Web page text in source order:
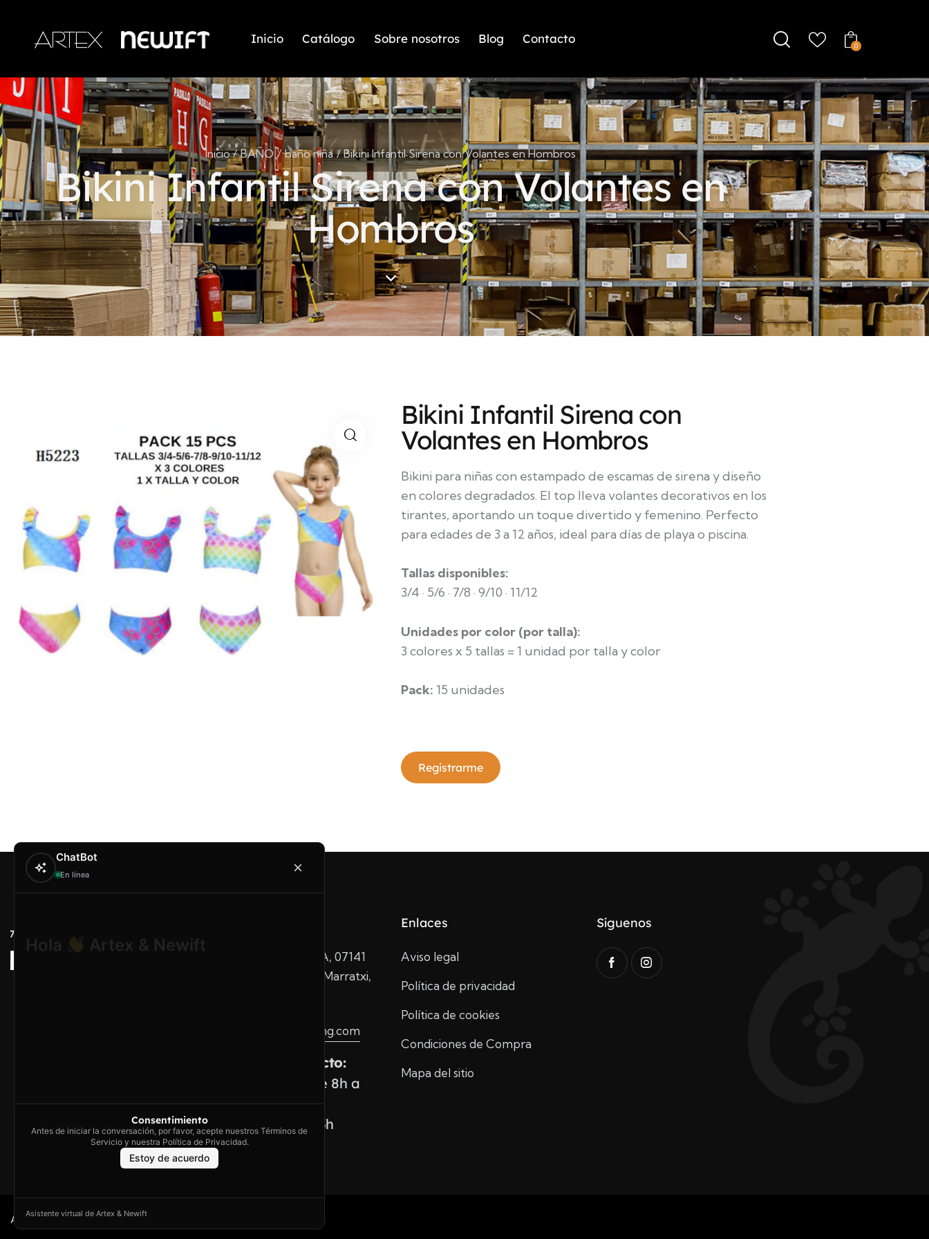
Inicio Catálogo Sobre nosotros Blog Contacto
0
Inicio BAÑO baño niña Bikini Infantil Sirena con Volantes en Hombros
Bikini Infantil Sirena con Volantes en
Hombros
Bikini Infantil Sirena con
Volantes en Hombros
Bikini para niñas con estampado de escamas de sirena y diseño
en colores degradados. El top lleva volantes decorativos en los
tirantes, aportando un toque divertido y femenino. Perfecto
para edades de 3 a 12 años, ideal para días de playa o piscina.
Tallas disponibles:
3/4 · 5/6 · 7/8 · 9/10 · 11/12
Unidades por color (por talla):
3 colores x 5 tallas = 1 unidad por talla y color
Pack: 15 unidades
Registrarme
Carrer Conradors, 10A, 07141
Poligono Industrial de Marratxi,
contacto@artextrading.com
Horario de contacto:
Lunes a Jueves de 8h a
16h
Viernes de 8h a 13h
Enlaces
Aviso legal
Política de privacidad
Política de cookies
Condiciones de Compra
Mapa del sitio
Síguenos
Artex © 2026. Todos los derechos reservados.
ChatBot
En línea
Hola
Artex & Newift
Consentimiento
Antes de iniciar la conversación, por favor, acepte nuestros Términos de
Servicio y nuestra Política de Privacidad.
Estoy de acuerdo
Asistente virtual de Artex & Newift